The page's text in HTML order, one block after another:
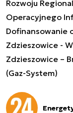
Rozwoju
Operacyjnego
Dofinansowanie
Zdzieszowice -
Zdzieszowice –
(Gaz-System)